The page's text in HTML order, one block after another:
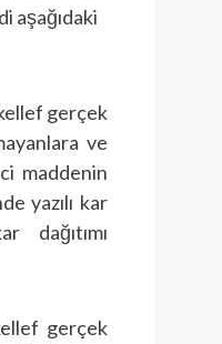
aşağıdaki
gerçek
ve
maddenin
yazılı kar
dağıtımı
gerçek